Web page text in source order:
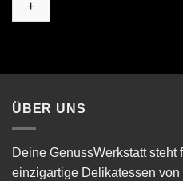
ÜBER UNS
Deine GenussWerkstatt steht
einzigartige Delikatessen